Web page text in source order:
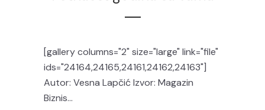
[gallery columns="2" size="large" link="file"
ids="24164,24165,24161,24162,24163"]
Autor: Vesna Lapčić Izvor: Magazin
Biznis...